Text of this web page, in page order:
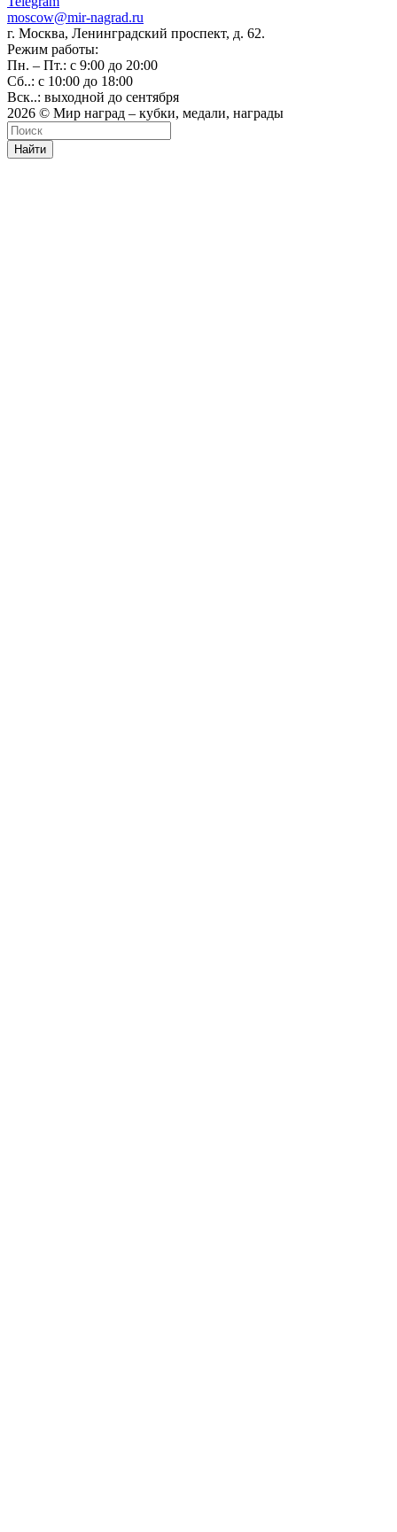
moscow@mir-nagrad.ru
г. Москва, Ленинградский проспект, д. 62.
Режим работы:
Пн. – Пт.: с 9:00 до 20:00
Сб..: с 10:00 до 18:00
Вск..: выходной до сентября
2026 © Мир наград – кубки, медали, награды
Найти